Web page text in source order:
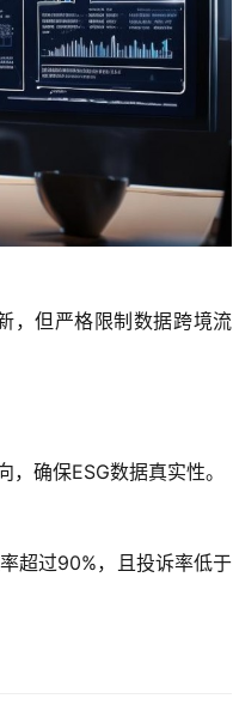
，但严格限制数据跨境流
确保ESG数据真实性。
超过90%，且投诉率低于